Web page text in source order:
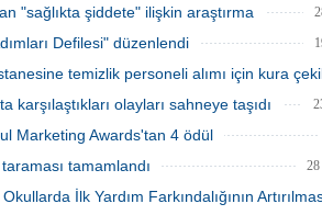
seyyanen zam, bunun yanı sıra yüzde
10 refah payı ve yüzde 25 oransal zam
yapılmalıdır"
Sayılı
Temmuz
"sağlıkta şiddete" ilişkin araştırma
Defilesi" düzenlendi
temizlik personeli alımı için kura
karşılaştıkları olayları sahneye taşıdı
Marketing Awards'tan 4 ödül
tamamlandı 28
İlk Yardım Farkındalığının